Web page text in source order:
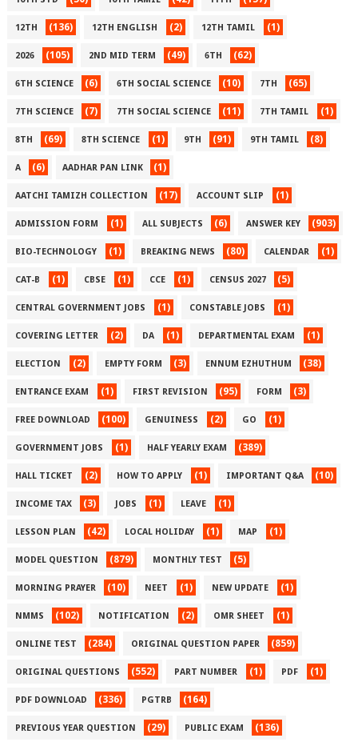
12TH (136) 12TH ENGLISH (2) 12TH TAMIL (1)
2026 (105) 2ND MID TERM (49) 6TH (62)
6TH SCIENCE (6) 6TH SOCIAL SCIENCE (10) 7TH (65)
7TH SCIENCE (7) 7TH SOCIAL SCIENCE (11) 7TH TAMIL (1)
8TH (69) 8TH SCIENCE (1) 9TH (91) 9TH TAMIL (8)
A (6) AADHAR PAN LINK (1)
AATCHI TAMIZH COLLECTION (17) ACCOUNT SLIP (1)
ADMISSION FORM (1) ALL SUBJECTS (6) ANSWER KEY (903)
BIO-TECHNOLOGY (1) BREAKING NEWS (80) CALENDAR (1)
CAT-B (1) CBSE (1) CCE (1) CENSUS 2027 (5)
CENTRAL GOVERNMENT JOBS (1) CONSTABLE JOBS (1)
COVERING LETTER (2) DA (1) DEPARTMENTAL EXAM (1)
ELECTION (2) EMPTY FORM (3) ENNUM EZHUTHUM (38)
ENTRANCE EXAM (1) FIRST REVISION (95) FORM (3)
FREE DOWNLOAD (100) GENUINESS (2) GO (1)
GOVERNMENT JOBS (1) HALF YEARLY EXAM (389)
HALL TICKET (2) HOW TO APPLY (1) IMPORTANT Q&A (10)
INCOME TAX (3) JOBS (1) LEAVE (1)
LESSON PLAN (42) LOCAL HOLIDAY (1) MAP (1)
MODEL QUESTION (879) MONTHLY TEST (5)
MORNING PRAYER (10) NEET (1) NEW UPDATE (1)
NMMS (102) NOTIFICATION (2) OMR SHEET (1)
ONLINE TEST (284) ORIGINAL QUESTION PAPER (859)
ORIGINAL QUESTIONS (552) PART NUMBER (1) PDF (1)
PDF DOWNLOAD (336) PGTRB (164)
PREVIOUS YEAR QUESTION (29) PUBLIC EXAM (136)